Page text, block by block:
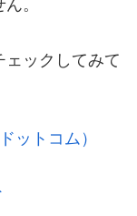
。
ックしてみて
ットコム）